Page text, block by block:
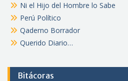
Ni el Hijo del Hombre lo Sabe
Perú Político
Qaderno Borrador
Querido Diario…
Bitácoras